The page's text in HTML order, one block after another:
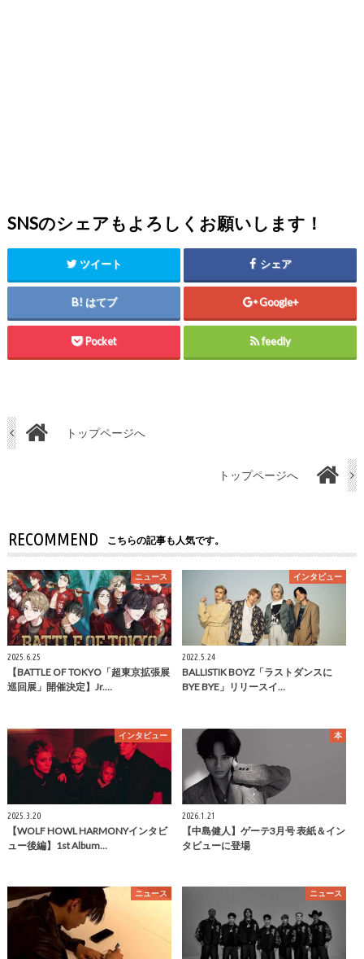
SNSのシェアもよろしくお願いします！
ツイート シェア
はてブ Google+
Pocket feedly
トップページへ
トップページへ
RECOMMEND こちらの記事も人気です。
ニュース
2025.6.25
【BATTLE OF TOKYO「超東京拡張展
巡回展」開催決定】Jr.…
インタビュー
2022.5.24
BALLISTIK BOYZ「ラストダンスに
BYE BYE」リリースイ…
インタビュー
2025.3.20
【WOLF HOWL HARMONYインタビ
ュー後編】1st Album…
本
2026.1.21
【中島健人】ゲーテ3月号 表紙＆イン
タビューに登場
ニュース ニュース